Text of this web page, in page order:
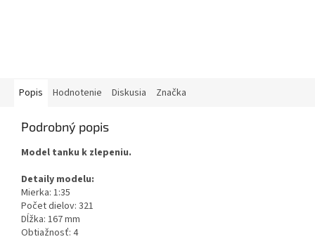
Popis Hodnotenie Diskusia Značka
Podrobný popis
Model tanku k zlepeniu.
Detaily modelu:
Mierka: 1:35
Počet dielov: 321
Dĺžka: 167 mm
Obtiažnosť: 4